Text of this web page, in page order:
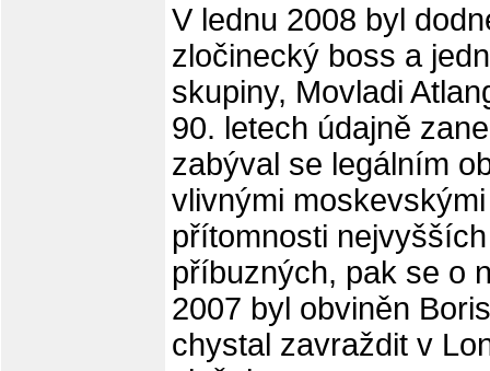
V lednu 2008 byl
zločinecký boss a
skupiny, Movladi
90. letech údajně
zabýval se legálním
vlivnými
přítomnosti
příbuzných, pak se o
2007 byl obviněn
chystal zavraždit v